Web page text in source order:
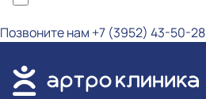
Позвоните нам +7 (3952) 43-50-28